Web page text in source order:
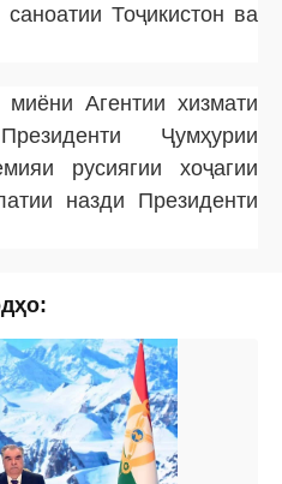
Тоҷикистон ва
Агентии хизмати
Ҷумҳурии
русиягии хоҷагии
назди Президенти